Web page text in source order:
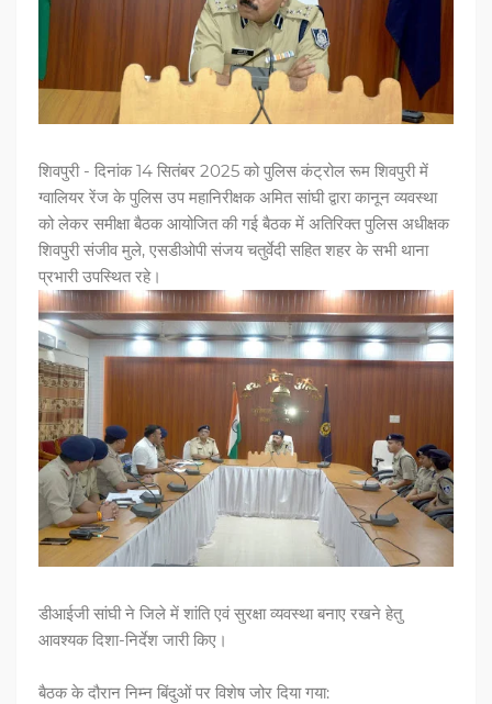
शिवपुरी - दिनांक 14 सितंबर 2025 को पुलिस कंट्रोल रूम शिवपुरी में
ग्वालियर रेंज के पुलिस उप महानिरीक्षक अमित सांघी द्वारा कानून व्यवस्था
को लेकर समीक्षा बैठक आयोजित की गई बैठक में अतिरिक्त पुलिस अधीक्षक
शिवपुरी संजीव मुले, एसडीओपी संजय चतुर्वेदी सहित शहर के सभी थाना
प्रभारी उपस्थित रहे।
डीआईजी सांघी ने जिले में शांति एवं सुरक्षा व्यवस्था बनाए रखने हेतु
आवश्यक दिशा-निर्देश जारी किए।
बैठक के दौरान निम्न बिंदुओं पर विशेष जोर दिया गया: